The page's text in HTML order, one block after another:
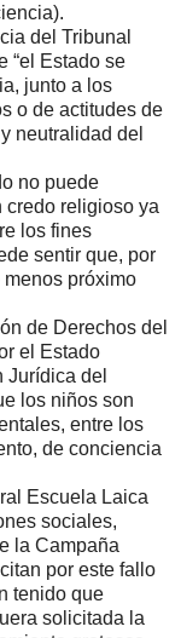
del Tribunal
“el Estado se
junto a los
o de actitudes de
neutralidad del
no puede
credo religioso ya
los fines
sentir que, por
próximo
de Derechos del
el Estado
Jurídica del
los niños son
entre los
de conciencia
Escuela Laica
sociales,
la Campaña
por este fallo
tenido que
solicitada la